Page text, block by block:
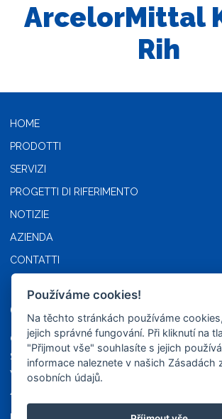
ArcelorMittal
Rih
HOME
PRODOTTI
SERVIZI
PROGETTI DI RIFERIMENTO
NOTIZIE
AZIENDA
CONTATTI
CONTATTI
CZ LOKO ITALIA S.R.L. –
Società a Socio Unico
Via Valeggio 6
46100 Mantova
Používáme cookies!
Na těchto stránkách používáme
jejich správné fungování. Při kliknutí na
"Přijmout vše" souhlasíte s jejich
informace naleznete v našich Zásadách
osobních údajů.